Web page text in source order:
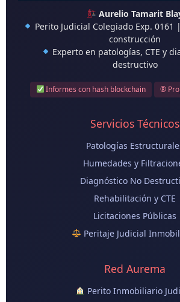
Aurelio Tamarit
Perito Judicial Colegiado Exp. 0161
construcción
Experto en patologías, CTE y
destructivo
Informes con hash blockchain ®
Servicios Técnicos
Patologías
Humedades y
Diagnóstico No
Rehabilitación y CTE
Licitaciones Públicas
Peritaje Judicial
Red Aurema
Perito Inmobiliario